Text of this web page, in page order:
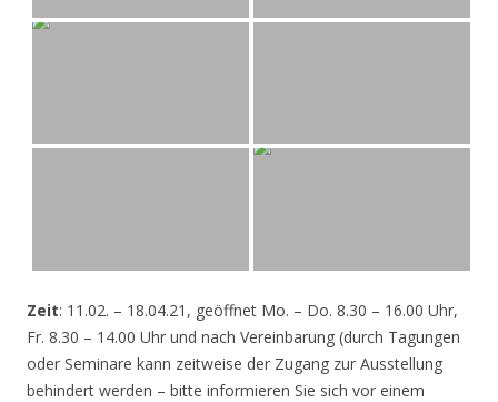
Zeit: 11.02. – 18.04.21, geöffnet Mo. – Do. 8.30 – 16.00 Uhr,
Fr. 8.30 – 14.00 Uhr und nach Vereinbarung (durch Tagungen
oder Seminare kann zeitweise der Zugang zur Ausstellung
behindert werden – bitte informieren Sie sich vor einem